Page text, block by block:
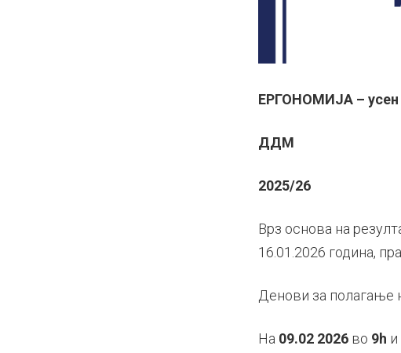
ЕРГОНОМИЈА – усен
ДДМ
2025/26
Врз основа на
16.01.2026 година,
Денови за полагање
На 09.02 2026во 9h